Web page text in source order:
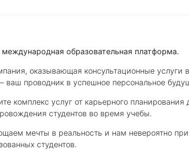
образовательная платформа.
оказывающая консультационные услуги
ваш проводник в успешное персональное
комплекс услуг от карьерного планирования
студентов во время учебы.
мечты в реальность и нам невероятно
студентов.